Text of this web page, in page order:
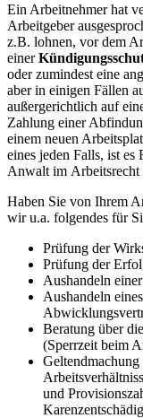
Ein Arbeitnehmer hat
Arbeitgeber
z.B. lohnen, vor dem
einer
oder zumindest eine
aber in einigen Fällen
außergerichtlich auf
Zahlung einer
einem neuen
eines jeden Falls, ist es
Anwalt im Arbeitsrecht
Haben Sie von Ihrem
wir u.a. folgendes für
Prüfung der
Prüfung der
Aushandeln
Aushandeln
Beratung über
(Sperrzeit beim
und